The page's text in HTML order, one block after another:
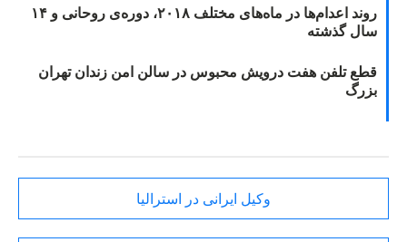
روند اعدام‌ها در ماه‌های مختلف ۲۰۱۸، دوره‌ی روحانی و ۱۴
سال گذشته
قطع تلفن هفت درویش محبوس در سالن امن زندان تهران
بزرگ
وکیل ایرانی در استرالیا